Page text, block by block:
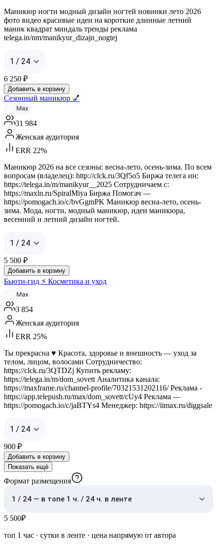
Маникюр ногти модный дизайн ногтей новинки лето 2026
фото видео красивые идеи на короткие длинные летний
маник квадрат миндаль тренды реклама
telega.in/nm/manikyur_dizajn_nogtej
1 / 24
6 250 ₽
Добавить в корзину
Сезонный маникюр 💅
Max
31 984
Женская аудитория
ERR 22%
Маникюр 2026 на все сезоны: весна-лето, осень-зима. По всем
вопросам (владелец): http://clck.ru/3Qf5o5 Биржа телега ин:
https://telega.in/m/manikyur__2025 Сотрудничаем с:
https://maxln.ru/SpiralMiya Биржа Помогач —
https://pomogach.io/c/bvGgmPK Маникюр весна-лето, осень-
зима. Мода, ногти, модный маникюр, идеи маникюра,
весенний и летний дизайн ногтей.
1 / 24
5 500 ₽
Добавить в корзину
Бьюти-гид ⚡ Косметика и уход
Max
3 854
Женская аудитория
ERR 25%
Ты прекрасна ♥️ Красота, здоровье и внешность — уход за
телом, лицом, волосами Сотрудничество:
https://clck.ru/3QTDZj Купить рекламу:
https://telega.in/m/dom_sovett Аналитика канала:
https://maxframe.ru/channel-profile/70321531202116/ Реклама -
https://app.telepush.ru/max/dom_sovett/cUy4 Реклама —
https://pomogach.io/c/jaBTYs4 Менеджер: https://iimax.ru/diggsale
1 / 24
900 ₽
Добавить в корзину
Показать ещё
Формат размещения
1 / 24 — в топе 1 ч. / 24 ч. в ленте
5 500₽
топ 1 час · сутки в ленте · цена напрямую от автора